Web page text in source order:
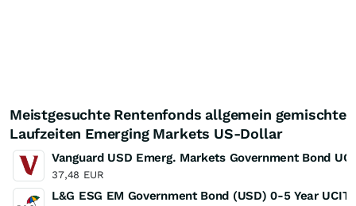
Meistgesuchte Rentenfonds allgemein gemischte
Laufzeiten Emerging Markets US-Dollar
Vanguard USD Emerg. Markets Government Bond
37,48 EUR
L&G ESG EM Government Bond (USD) 0-5 Year